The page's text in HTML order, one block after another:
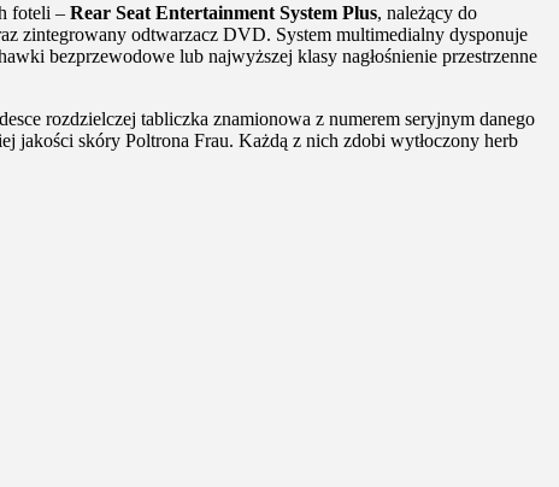
foteli – Rear Seat Entertainment System Plus, należący do
zintegrowany odtwarzacz DVD. System multimedialny dysponuje
bezprzewodowe lub najwyższej klasy nagłośnienie przestrzenne
rozdzielczej tabliczka znamionowa z numerem seryjnym danego
jakości skóry Poltrona Frau. Każdą z nich zdobi wytłoczony herb